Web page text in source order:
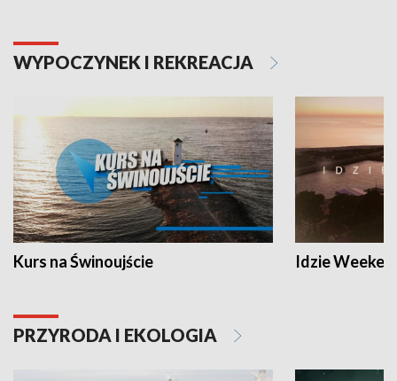
WYPOCZYNEK I REKREACJA
Kurs na Świnoujście Idzie
PRZYRODA I EKOLOGIA